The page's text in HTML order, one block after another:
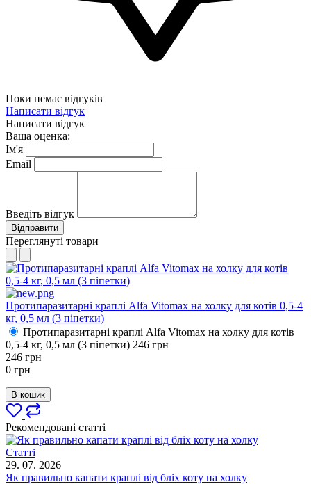
Поки немає відгуків
Написати відгук
Написати відгук
Ваша оценка:
Ім'я
Email
Введіть відгук
Відправити
Переглянуті товари
Протипаразитарні краплі Alfa Vitomax на холку для котів 0,5-4
кг, 0,5 мл (3 піпетки)
Протипаразитарні краплі Alfa Vitomax на холку для котів
0,5-4 кг, 0,5 мл (3 піпетки) 246 грн
246 грн
0 грн
В кошик
Рекомендовані статті
Статті
29. 07. 2026
Як правильно капати краплі від бліх коту на холку